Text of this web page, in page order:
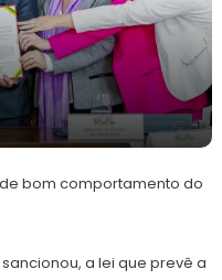
bom comportamento do
a lei que prevê a